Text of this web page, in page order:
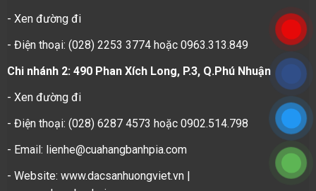
- Xen đường đi
- Điện thoại: (028) 2253 3774 hoặc 0963.313.849
Chi nhánh 2: 490 Phan Xích Long, P.3, Q.Phú Nhuận
- Xen đường đi
- Điện thoại: (028) 6287 4573 hoặc 0902.514.798
- Email: lienhe@cuahangbanhpia.com
- Website: www.dacsanhuongviet.vn |